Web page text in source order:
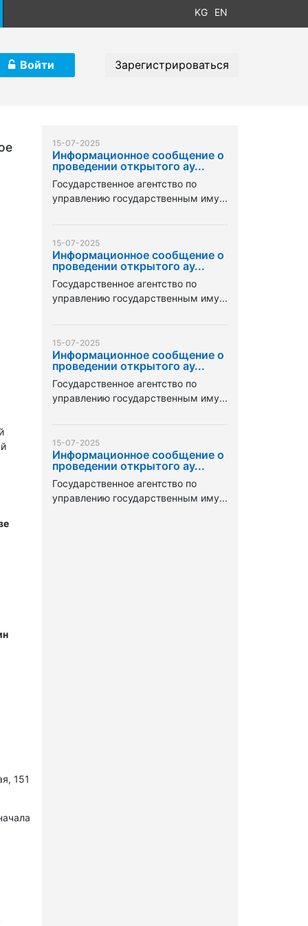
KG EN
Войти Зарегистрироваться
151
15-07-2025
Информационное сообщение о
проведении открытого ау...
Государственное агентство по
управлению государственным иму...
15-07-2025
Информационное сообщение о
проведении открытого ау...
Государственное агентство по
управлению государственным иму...
15-07-2025
Информационное сообщение о
проведении открытого ау...
Государственное агентство по
управлению государственным иму...
15-07-2025
Информационное сообщение о
проведении открытого ау...
Государственное агентство по
управлению государственным иму...